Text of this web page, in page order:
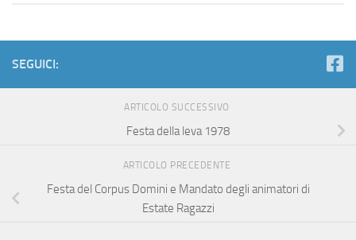
SEGUICI:
ARTICOLO SUCCESSIVO
Festa della leva 1978
ARTICOLO PRECEDENTE
Festa del Corpus Domini e Mandato degli animatori di
Estate Ragazzi